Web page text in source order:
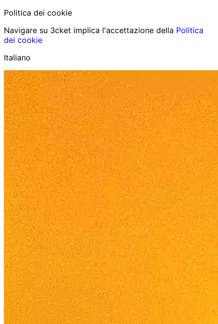
Politica dei cookie
Navigare su 3cket implica l'accettazione della Politica
dei cookie
Italiano